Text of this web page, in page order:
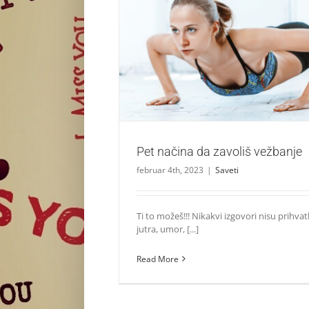
Pet načina da zavoliš
Saveti
Pet načina da zavoliš vežbanje
februar 4th, 2023 | Saveti
Ti to možeš!!! Nikakvi izgovori nisu
jutra, umor, [...]
Read More